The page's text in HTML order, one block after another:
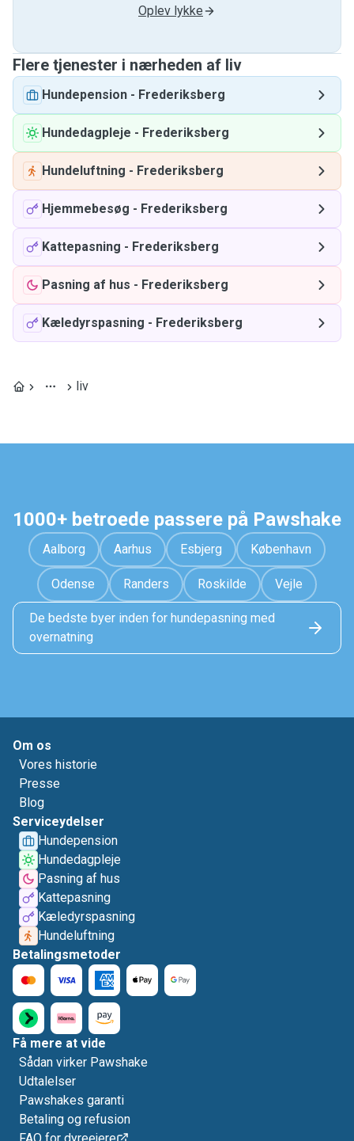
Oplev lykke
Flere tjenester i nærheden af ​​liv
Hundepension - Frederiksberg
Hundedagpleje - Frederiksberg
Hundeluftning - Frederiksberg
Hjemmebesøg - Frederiksberg
Kattepasning - Frederiksberg
Pasning af hus - Frederiksberg
Kæledyrspasning - Frederiksberg
liv
1000+ betroede passere på Pawshake
Aalborg Aarhus Esbjerg København
Odense Randers Roskilde Vejle
De bedste byer inden for hundepasning med
overnatning
Om os
Vores historie
Presse
Blog
Serviceydelser
Hundepension
Hundedagpleje
Pasning af hus
Kattepasning
Kæledyrspasning
Hundeluftning
Betalingsmetoder
Få mere at vide
Sådan virker Pawshake
Udtalelser
Pawshakes garanti
Betaling og refusion